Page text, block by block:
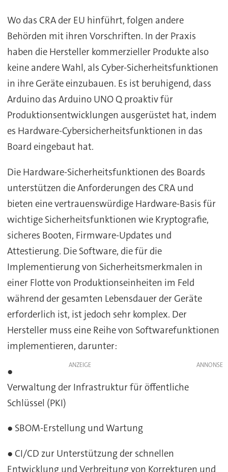
Wo das CRA der EU hinführt, folgen andere
Behörden mit ihren Vorschriften. In der Praxis
haben die Hersteller kommerzieller Produkte also
keine andere Wahl, als Cyber-Sicherheitsfunktionen
in ihre Geräte einzubauen. Es ist beruhigend, dass
Arduino das Arduino UNO Q proaktiv für
Produktionsentwicklungen ausgerüstet hat, indem
es Hardware-Cybersicherheitsfunktionen in das
Board eingebaut hat.
Die Hardware-Sicherheitsfunktionen des Boards
unterstützen die Anforderungen des CRA und
bieten eine vertrauenswürdige Hardware-Basis für
wichtige Sicherheitsfunktionen wie Kryptografie,
sicheres Booten, Firmware-Updates und
Attestierung. Die Software, die für die
Implementierung von Sicherheitsmerkmalen in
einer Flotte von Produktionseinheiten im Feld
während der gesamten Lebensdauer der Geräte
erforderlich ist, ist jedoch sehr komplex. Der
Hersteller muss eine Reihe von Softwarefunktionen
implementieren, darunter:
ANZEIGE
●
Verwaltung der Infrastruktur für öffentliche
Schlüssel (PKI)
● SBOM-Erstellung und Wartung
● CI/CD zur Unterstützung der schnellen
Entwicklung und Verbreitung von Korrekturen und